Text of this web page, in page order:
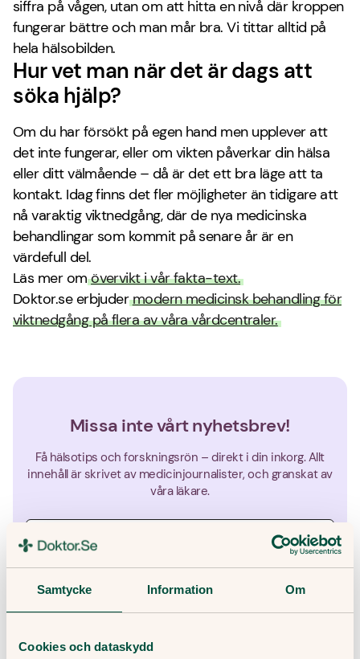
Samtycke Information Om
Cookies och dataskydd
siffra på vågen, utan om att hitta en nivå där kroppen
fungerar bättre och man mår bra. Vi tittar alltid på
hela hälsobilden.
Hur vet man när det är dags att
söka hjälp?
Om du har försökt på egen hand men upplever att
det inte fungerar, eller om vikten påverkar din hälsa
eller ditt välmående – då är det ett bra läge att ta
kontakt. Idag finns det fler möjligheter än tidigare att
nå varaktig viktnedgång, där de nya medicinska
behandlingar som kommit på senare år är en
värdefull del.
Läs mer omövervikt i vår fakta-text.
Doktor.se erbjudermodern medicinsk behandling för
viktnedgång på flera av våra vårdcentraler.
Missa inte vårt nyhetsbrev!
Få hälsotips och forskningsrön – direkt i din inkorg. Allt
innehåll är skrivet av medicinjournalister, och granskat av
våra läkare.
sekretesspolicy, samt att ta emot e-post som innehåller marknadsföring